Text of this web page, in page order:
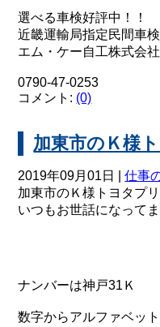
選べる車検好評中！！
近畿運輸局指定民間車
エム・ケー自工株式会社
0790-47-0253
コメント: (0)
加東市のＫ様
2019年09月01日 |仕事
加東市のＫ様トヨタプ
いつもお世話になってま
ナンバーは神戸31Ｋ
数字からアルファベッ